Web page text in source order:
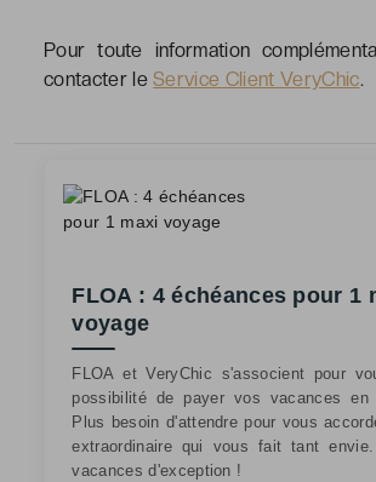
Pour toute information
contacter leService Client VeryChic.
FLOA : 4 échéances pour 1
voyage
FLOA et VeryChic s'associent pour
possibilité de payer vos vacances en
Plus besoin d'attendre pour vous
extraordinaire qui vous fait tant
vacances d'exception !